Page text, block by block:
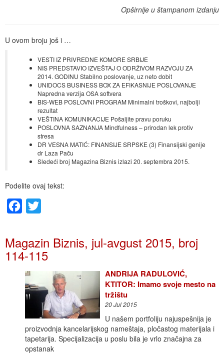
Opširnije u štampanom izdanju
U ovom broju još i …
VESTI IZ PRIVREDNE KOMORE SRBIJE
NIS PREDSTAVIO IZVEŠTAJ O ODRŽIVOM RAZVOJU ZA
2014. GODINU Stabilno poslovanje, uz neto dobit
UNIDOCS BUSINESS BOX ZA EFIKASNIJE POSLOVANJE
Napredna verzija OSA softvera
BIS-WEB POSLOVNI PROGRAM Minimalni troškovi, najbolji
rezultat
VEŠTINA KOMUNIKACIJE Pošaljite pravu poruku
POSLOVNA SAZNANJA Mindfulness – prirodan lek protiv
stresa
DR VESNA MATIĆ: FINANSIJE SRPSKE (3) Finansijski genije
dr Laza Paču
Sledeći broj Magazina Biznis izlazi 20. septembra 2015.
Podelite ovaj tekst:
Facebook
Magazin Biznis, jul-avgust 2015, broj
114-115
ANDRIJA RADULOVIĆ,
KTITOR: Imamo svoje mesto na
tržištu
20 Jul 2015
U našem portfoliju najuspešnija je
proizvodnja kancelarijskog nameštaja, pločastog materijala i
tapetarija. Specijalizacija u poslu bila je vrlo značajna za
opstanak